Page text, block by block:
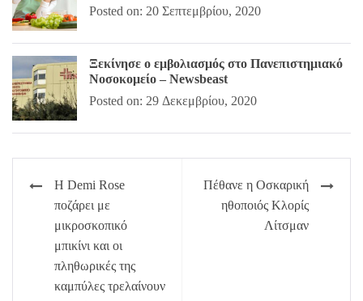
Posted on: 20 Σεπτεμβρίου, 2020
Ξεκίνησε ο εμβολιασμός στο Πανεπιστημιακό
Νοσοκομείο – Newsbeast
Posted on: 29 Δεκεμβρίου, 2020
Πλοήγηση
άρθρων
Η Demi Rose
ποζάρει με
μικροσκοπικό
μπικίνι και οι
πληθωρικές της
καμπύλες τρελαίνουν
Πέθανε η Οσκαρική
ηθοποιός Κλορίς
Λίτσμαν